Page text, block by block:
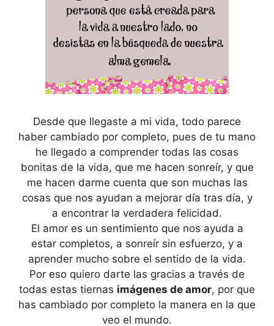
Desde que llegaste a mi vida, todo parece
haber cambiado por completo, pues de tu mano
he llegado a comprender todas las cosas
bonitas de la vida, que me hacen sonreír, y que
me hacen darme cuenta que son muchas las
cosas que nos ayudan a mejorar día tras día, y
a encontrar la verdadera felicidad.
El amor es un sentimiento que nos ayuda a
estar completos, a sonreír sin esfuerzo, y a
aprender mucho sobre el sentido de la vida.
Por eso quiero darte las gracias a través de
todas estas tiernas imágenes de amor, por que
has cambiado por completo la manera en la que
veo el mundo.